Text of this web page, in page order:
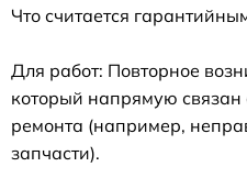
Что считается
Для работ: Повторное
который напрямую связан
ремонта (например,
запчасти).